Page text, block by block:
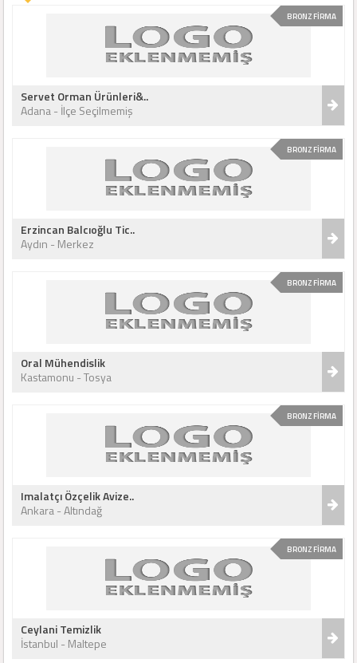
BRONZ FİRMA
Servet Orman Ürünleri&..
Adana - İlçe Seçilmemiş
BRONZ FİRMA
Erzincan Balcıoğlu Tic..
Aydın - Merkez
BRONZ FİRMA
Oral Mühendislik
Kastamonu - Tosya
BRONZ FİRMA
Imalatçı Özçelik Avize..
Ankara - Altındağ
BRONZ FİRMA
Ceylani Temizlik
İstanbul - Maltepe